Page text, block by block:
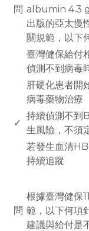
問 albumin 4.3
出版的亞太慢
關規範，以下
臺灣健保給付
偵測不到病毒
肝硬化患者開
病毒藥物治療
✓
持續偵測不到
生風險，不須
若發生血清
持續追蹤
問
根據臺灣健保
範，以下何項
建議與給付是